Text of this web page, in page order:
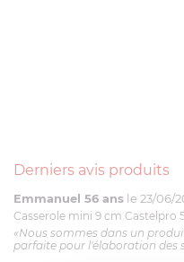
Derniers avis produits
Emmanuel 56 ans le 23/06/
Casserole mini 9 cm Castelpro
«Nous sommes dans un
parfaite pour l'élaboration des